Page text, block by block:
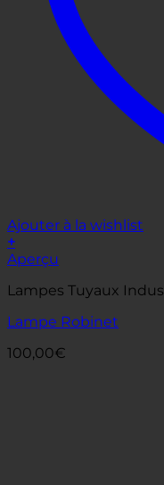
Ajouter à la wishlist
+
Aperçu
Lampes Tuyaux Indus
Lampe Robinet
100,00€